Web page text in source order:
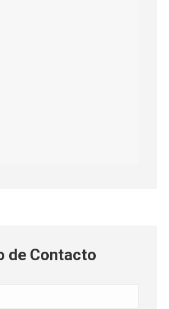
de Contacto